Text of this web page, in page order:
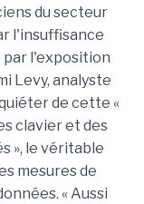
du secteur
l'insuffisance
par l'exposition
Levy, analyste
de cette «
clavier et des
», le véritable
mesures de
« Aussi